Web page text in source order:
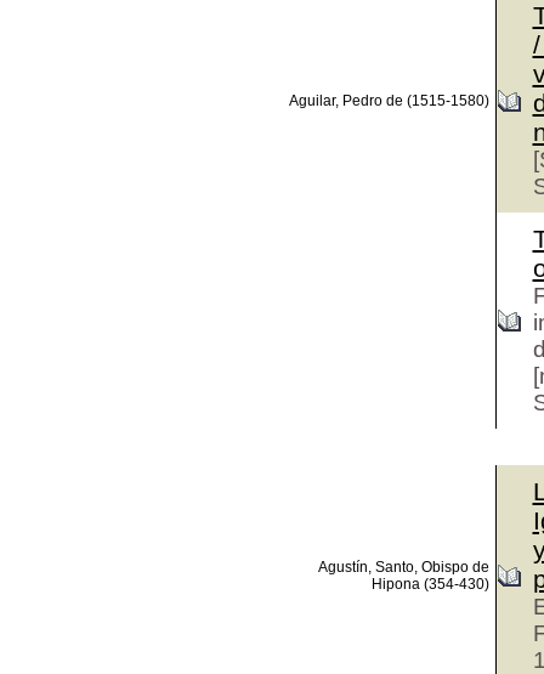
Aguilar, Pedro de (1515-1580)
Agustín, Santo, Obispo de
Hipona (354-430)